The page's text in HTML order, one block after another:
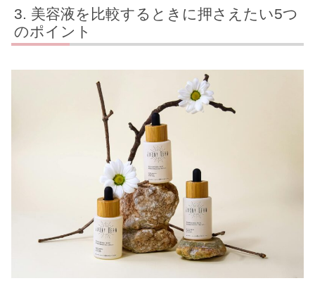
美容液を比較するときに押さえたい5つ
のポイント